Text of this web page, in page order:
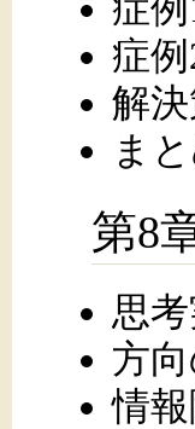
症
解
ま
第8
思
方
情